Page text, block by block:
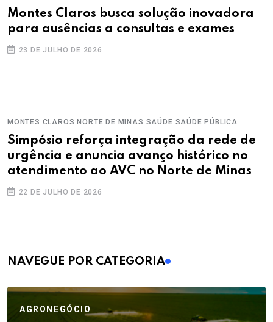
Montes Claros busca solução inovadora
para ausências a consultas e exames
23 DE JULHO DE 2026
MONTES CLAROS NORTE DE MINAS SAÚDE SAÚDE PÚBLICA
Simpósio reforça integração da rede de
urgência e anuncia avanço histórico no
atendimento ao AVC no Norte de Minas
22 DE JULHO DE 2026
MAIS VISTOS
NAVEGUE POR CATEGORIA
AGRONEGÓCIO